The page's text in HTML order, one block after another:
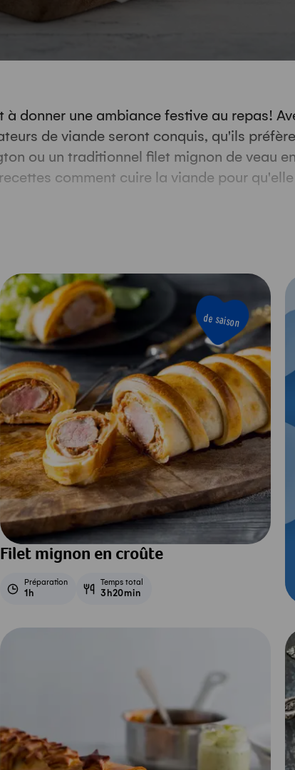
à donner une ambiance festive au repas!
de viande seront conquis, qu'ils
ou un traditionnel filet mignon de veau
comment cuire la viande pour
fines herbes ou les fruits secs apportent
de saison
Filet mignon en croûte
Préparation
1h
Temps total
3h20min